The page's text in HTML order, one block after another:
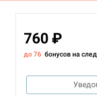
760 ₽
до 76 бонусов на